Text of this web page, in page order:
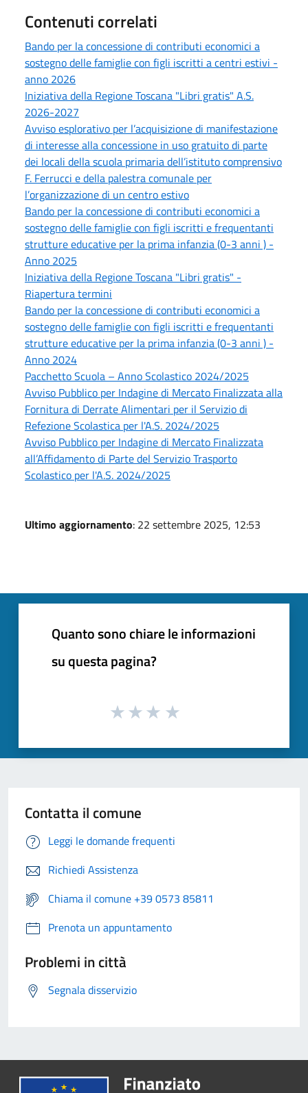
Contenuti correlati
Bando per la concessione di contributi economici a
sostegno delle famiglie con figli iscritti a centri estivi -
anno 2026
Iniziativa della Regione Toscana "Libri gratis" A.S.
2026-2027
Avviso esplorativo per l’acquisizione di manifestazione
di interesse alla concessione in uso gratuito di parte
dei locali della scuola primaria dell’istituto comprensivo
F. Ferrucci e della palestra comunale per
l’organizzazione di un centro estivo
Bando per la concessione di contributi economici a
sostegno delle famiglie con figli iscritti e frequentanti
strutture educative per la prima infanzia (0-3 anni ) -
Anno 2025
Iniziativa della Regione Toscana "Libri gratis" -
Riapertura termini
Bando per la concessione di contributi economici a
sostegno delle famiglie con figli iscritti e frequentanti
strutture educative per la prima infanzia (0-3 anni ) -
Anno 2024
Pacchetto Scuola – Anno Scolastico 2024/2025
Avviso Pubblico per Indagine di Mercato Finalizzata alla
Fornitura di Derrate Alimentari per il Servizio di
Refezione Scolastica per l'A.S. 2024/2025
Avviso Pubblico per Indagine di Mercato Finalizzata
all’Affidamento di Parte del Servizio Trasporto
Scolastico per l'A.S. 2024/2025
Ultimo aggiornamento: 22 settembre 2025, 12:53
Quanto sono chiare le informazioni
su questa pagina?
Contatta il comune
Leggi le domande frequenti
Richiedi Assistenza
Chiama il comune +39 0573 85811
Prenota un appuntamento
Problemi in città
Segnala disservizio